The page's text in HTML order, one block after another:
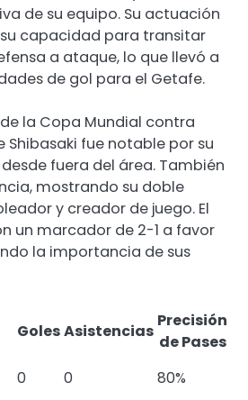
de su equipo. Su actuación
capacidad para transitar
a ataque, lo que llevó a
de gol para el Getafe.
la Copa Mundial contra
Shibasaki fue notable por su
fuera del área. También
mostrando su doble
y creador de juego. El
un marcador de 2-1 a favor
la importancia de sus
GolesAsistencias
Precisión
de Pases
0 0
80%